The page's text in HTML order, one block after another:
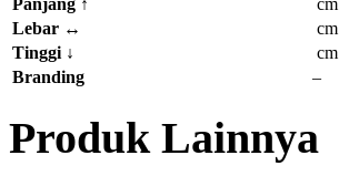
Panjang ↑
cm
Lebar ↔
cm
Tinggi ↓
cm
Branding
–
Produk Lainnya